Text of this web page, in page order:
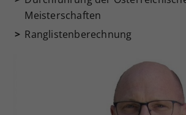
Meisterschaften
Ranglistenberechnung